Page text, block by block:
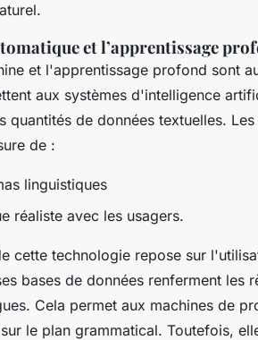
et l’apprentissage
et l'apprentissage profond sont
aux systèmes d'intelligence
quantités de données textuelles.
de :
linguistiques
réaliste avec les usagers.
cette technologie repose sur
bases de données renferment les
Cela permet aux machines de
le plan grammatical. Toutefois,